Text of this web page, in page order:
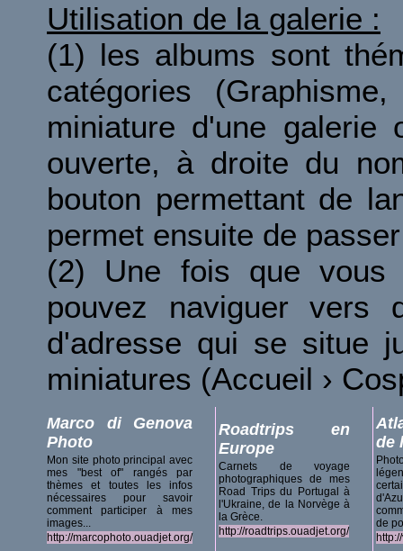
Utilisation de la galerie :
(1) les albums sont
catégories
miniature d'une galerie
ouverte, à droite du
bouton permettant de
permet ensuite de
(2) Une fois que vous
pouvez naviguer vers
d'adresse qui se situe
miniatures (Accueil ›
Marco di Genova
Photo
Mon site photo principal avec
mes "best of" rangés par
thèmes et toutes les infos
nécessaires pour savoir
comment participer à mes
images...
http://marcophoto.ouadjet.org/
Roadtrips en
Europe
Carnets de voyage
photographiques de mes
Road Trips du Portugal à
l'Ukraine, de la Norvège à
la Grèce.
http://roadtrips.ouadjet.org/
de
de